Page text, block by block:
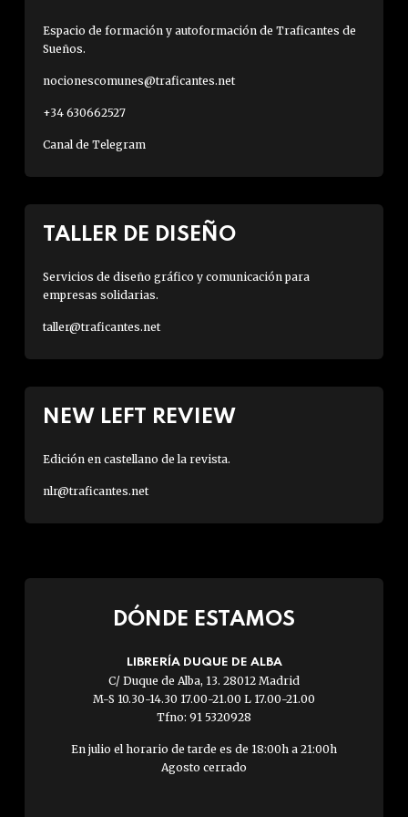
Espacio de formación y autoformación de Traficantes de
Sueños.
nocionescomunes@traficantes.net
+34 630662527
Canal de Telegram
TALLER DE DISEÑO
Servicios de diseño gráfico y comunicación para
empresas solidarias.
taller@traficantes.net
NEW LEFT REVIEW
Edición en castellano de la revista.
nlr@traficantes.net
DÓNDE ESTAMOS
LIBRERÍA DUQUE DE ALBA
C/ Duque de Alba, 13. 28012 Madrid
M-S 10.30-14.30 17.00-21.00 L 17.00-21.00
Tfno: 91 5320928
En julio el horario de tarde es de 18:00h a 21:00h
Agosto cerrado